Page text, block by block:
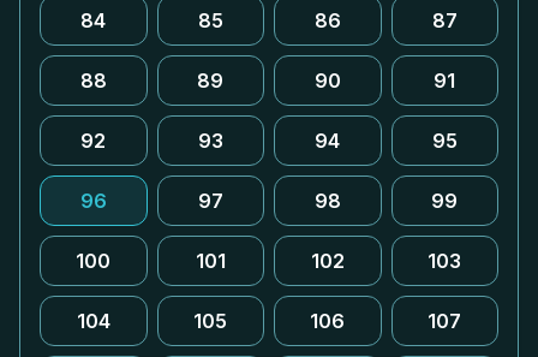
84 85 86 87
88 89 90 91
92 93 94 95
96 97 98 99
100 101 102 103
104 105 106 107